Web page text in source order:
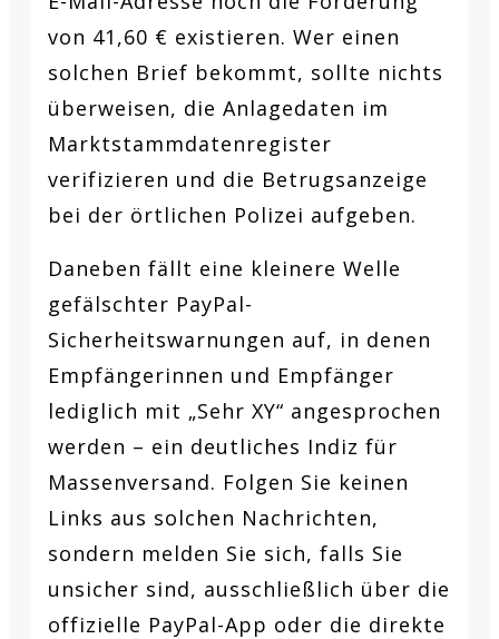
von 41,60 € existieren. Wer einen
solchen Brief bekommt, sollte nichts
überweisen, die Anlagedaten im
Marktstammdatenregister
verifizieren und die Betrugsanzeige
bei der örtlichen Polizei aufgeben.
Daneben fällt eine kleinere Welle
gefälschter PayPal-
Sicherheitswarnungen auf, in denen
Empfängerinnen und Empfänger
lediglich mit „Sehr XY“ angesprochen
werden – ein deutliches Indiz für
Massenversand. Folgen Sie keinen
Links aus solchen Nachrichten,
sondern melden Sie sich, falls Sie
unsicher sind, ausschließlich über die
offizielle PayPal-App oder die direkte